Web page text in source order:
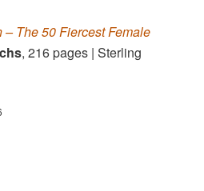
The 50 Fiercest Female
, 216 pages | Sterling